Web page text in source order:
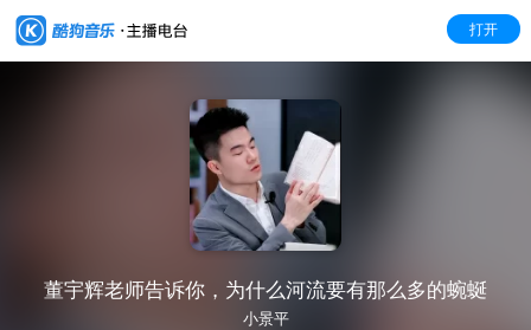
打开
董宇辉老师告诉你，为什么河流要有那么多的蜿蜒
小景平